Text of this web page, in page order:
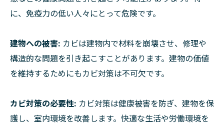
に、免疫力の低い人々にとって危険です。
建物への被害: カビは建物内で材料を崩壊させ、修理や
構造的な問題を引き起こすことがあります。建物の価値
を維持するためにもカビ対策は不可欠です。
カビ対策の必要性: カビ対策は健康被害を防ぎ、建物を保
護し、室内環境を改善します。快適な生活や労働環境を